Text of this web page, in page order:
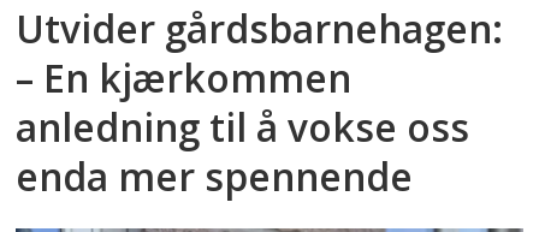
Utvider gårdsbarnehagen:
– En kjærkommen
anledning til å vokse oss
enda mer spennende